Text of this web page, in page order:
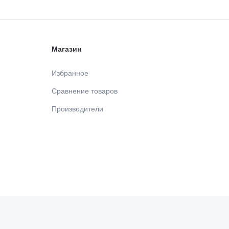
Магазин
Избранное
Сравнение товаров
Производители